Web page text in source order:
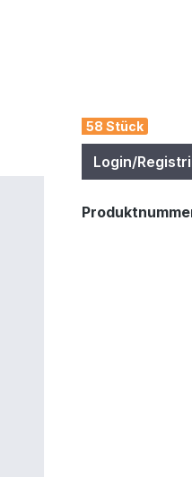
58 Stück
Login/